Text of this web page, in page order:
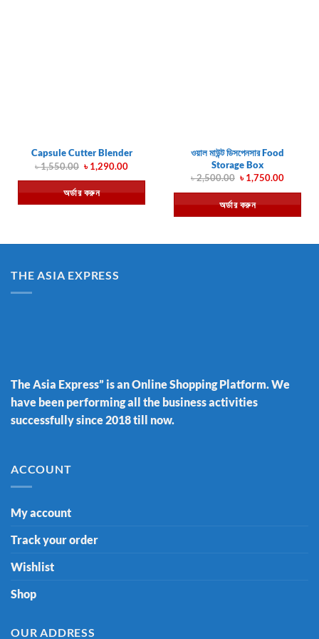
Capsule Cutter Blender
৳1,550.00 Original
price
was:
৳ 1,550.00.
৳1,290.00Current
is:
৳ 1,290.00.
অর্ডার করুন
ওয়াল মাউন্ট ডিসপেনসার Food
Storage Box
৳2,500.00 Original
price
was:
৳ 2,500.00.
৳1,750.00Current
is:
৳
অর্ডার করুন
THE ASIA EXPRESS
The Asia Express” is an Online Shopping Platform. We
have been performing all the business activities
successfully since 2018 till now.
ACCOUNT
My account
Track your order
Wishlist
Shop
OUR ADDRESS